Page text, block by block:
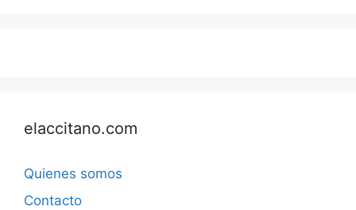
elaccitano.com
Quienes somos
Contacto